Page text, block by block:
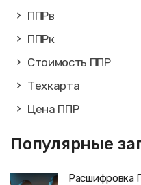
ППРв
ППРк
Стоимость ППР
Техкарта
Цена ППР
Популярные
Расшифровка